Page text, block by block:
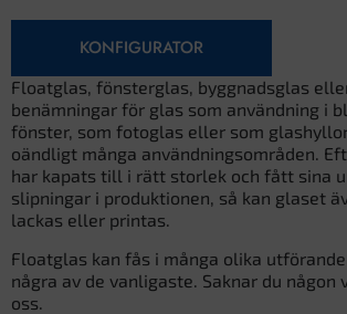
KONFIGURATOR
Floatglas, fönsterglas, byggnadsglas
benämningar för glas som användning i
fönster, som fotoglas eller som
oändligt många användningsområden.
har kapats till i rätt storlek och fått sina
slipningar i produktionen, så kan glaset
lackas eller printas.
Floatglas kan fås i många olika
några av de vanligaste. Saknar du någon
oss.